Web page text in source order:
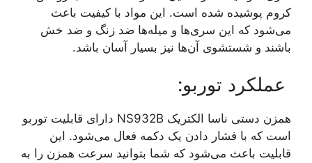
کروم پوشیده شده است. این مواد با کیفیت باعث
می‌شود که این سری‌ها و میله‌ها ضد زنگ و ضد خش
باشند و شستشوی آن‌ها نیز بسیار آسان باشد.
عملکرد توربو:
همزن دستی ناسا الکتریک NS932B دارای قابلیت توربو
است که با فشار دادن یک دکمه فعال می‌شود. این
قابلیت باعث می‌شود که شما بتوانید سرعت همزن را به